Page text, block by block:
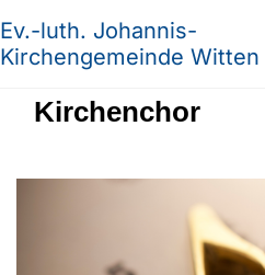
Ev.-luth. Johannis-
Kirchengemeinde Witten
Kirchenchor